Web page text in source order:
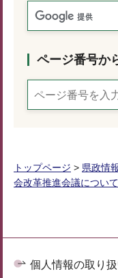
ページ番号か
トップページ > 県政情
会改革推進会議について
個人情報の取り